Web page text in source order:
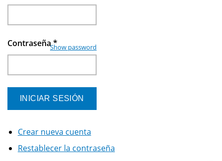
Contraseña*
Show password
Crear nueva cuenta
Restablecer la contraseña